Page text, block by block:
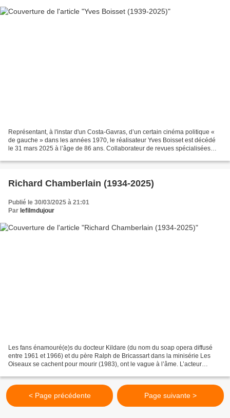
Représentant, à l'instar d'un Costa-Gavras, d’un certain cinéma politique «
de gauche » dans les années 1970, le réalisateur Yves Boisset est décédé
le 31 mars 2025 à l’âge de 86 ans. Collaborateur de revues spécialisées
Richard Chamberlain (1934-2025)
Publié le 30/03/2025 à 21:01
Par lefilmdujour
Les fans énamouré(e)s du docteur Kildare (du nom du soap opera diffusé
entre 1961 et 1966) et du père Ralph de Bricassart dans la minisérie Les
Oiseaux se cachent pour mourir (1983), ont le vague à l’âme. L’acteur
< Page précédente Page suivante >